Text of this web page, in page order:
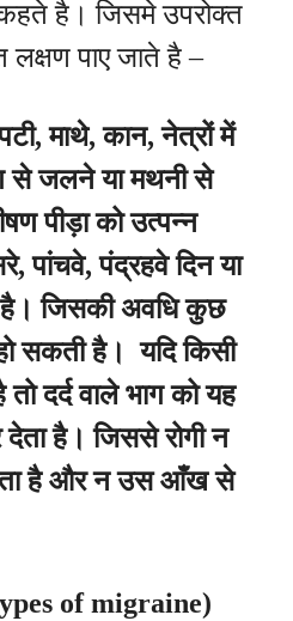
है। जिसमे उपरोक्त
लक्षण पाए जाते है –
माथे, कान, नेत्रों में
जलने या मथनी से
पीड़ा को उत्पन्न
पांचवे, पंद्रहवे दिन या
है। जिसकी अवधि कुछ
सकती है। यदि किसी
दर्द वाले भाग को यह
है। जिससे रोगी न
है और न उस आँख से
of migraine)